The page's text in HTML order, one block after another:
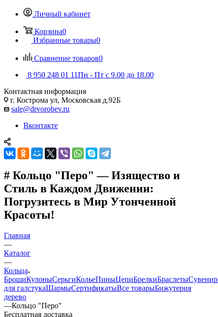
Личный кабинет
Корзина0
Избранные товары0
Сравнение товаров0
8 950 248 01 11Пн - Пт с 9.00 до 18.00
Контактная информация
г. Кострома ул, Московская д.92Б
sale@drvorobev.ru
Вконтакте
# Кольцо "Перо" — Изящество и
Стиль в Каждом Движении:
Погрузитесь в Мир Утонченной
Красоты!
Главная
—
Каталог
—
Кольца
БрошиКулоныСерьгиКольеПиныЦепиБрелкиБраслеты
для галстукаШармыСертификатыВсе товарыБижутерия
дерево
—Кольцо "Перо"
Бесплатная доставка